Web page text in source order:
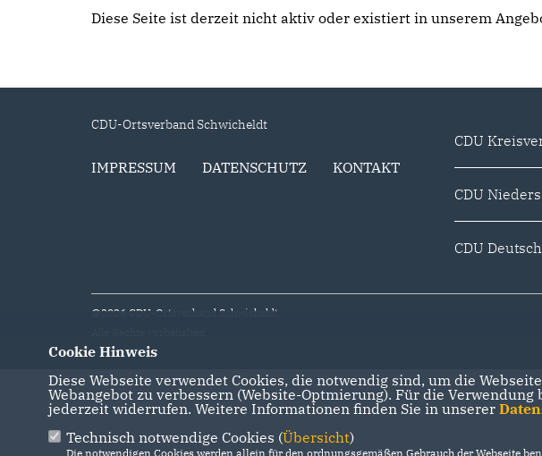
Diese Seite ist derzeit nicht aktiv oder existiert in unserem
CDU-Ortsverband Schwicheldt
IMPRESSUM DATENSCHUTZ KONTAKT
CDU
CDU
CDU
@2026 CDU-Ortsverband Schwicheldt
Cookie Hinweis
Diese Webseite verwendet Cookies, die notwendig sind, um die
Webangebot zu verbessern (Website-Optmierung). Für die
jederzeit widerrufen. Weitere Informationen finden Sie in unserer
Technisch notwendige Cookies (Übersicht)
Die notwendigen Cookies werden allein für den ordnungsgemäßen Gebrauch der Webseite